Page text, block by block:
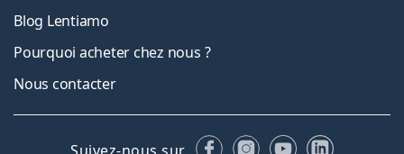
Blog Lentiamo
Pourquoi acheter chez nous ?
Nous contacter
FacebookInstagram
YouTubeLinkedIn